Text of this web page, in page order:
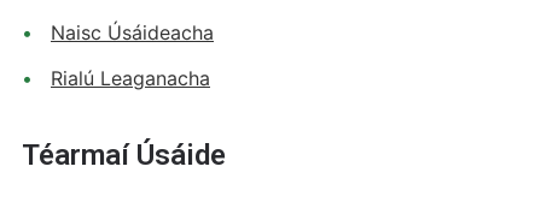
Naisc Úsáideacha
Rialú Leaganacha
Téarmaí Úsáide